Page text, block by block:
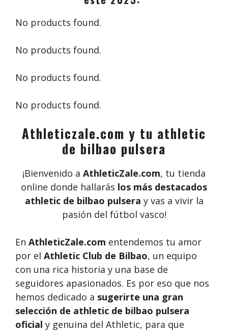
No products found.
No products found.
No products found.
No products found.
Athleticzale.com y tu athletic
de bilbao pulsera
¡Bienvenido a AthleticZale.com, tu tienda
online donde hallarás los más destacados
athletic de bilbao pulsera y vas a vivir la
pasión del fútbol vasco!
En AthleticZale.com entendemos tu amor
por el Athletic Club de Bilbao, un equipo
con una rica historia y una base de
seguidores apasionados. Es por eso que nos
hemos dedicado a sugerirte una gran
selección de athletic de bilbao pulsera
oficial y genuina del Athletic, para que